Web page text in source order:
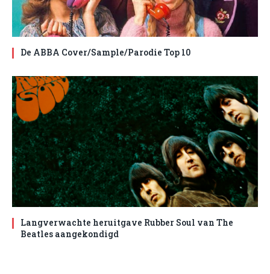
De ABBA Cover/Sample/Parodie Top 10
Langverwachte heruitgave Rubber Soul van The
Beatles aangekondigd